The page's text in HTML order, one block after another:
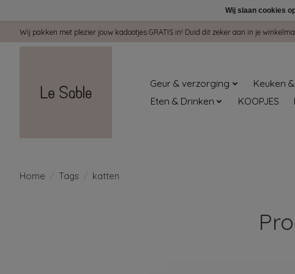
Wij pakken met plezier jouw kadootjes GRATIS in! Duid dit zeker aan in je
Geur & verzorging Keuken
Eten & Drinken
KOOPJES
Home / Tags / katten
Wij slaan cookies